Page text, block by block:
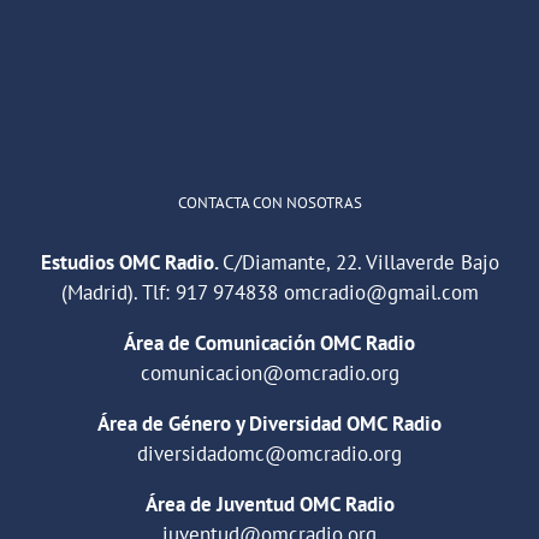
CONTACTA CON NOSOTRAS
Estudios OMC Radio.C/Diamante, 22. Villaverde Bajo
(Madrid). Tlf: 917 974838 omcradio@gmail.com
Área de Comunicación OMC Radio
comunicacion@omcradio.org
Área de Género y Diversidad OMC Radio
diversidadomc@omcradio.org
Área de Juventud OMC Radio